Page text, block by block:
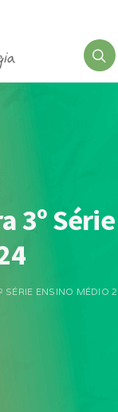
3º
SÉRIE ENSINO MÉDIO